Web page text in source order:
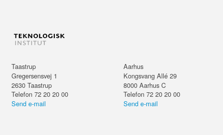
Taastrup
Gregersensvej 1
2630 Taastrup
Telefon 72 20 20 00
Send e-mail
Aarhus
Kongsvang Allé 29
8000 Aarhus C
Telefon 72 20 20 00
Send e-mail